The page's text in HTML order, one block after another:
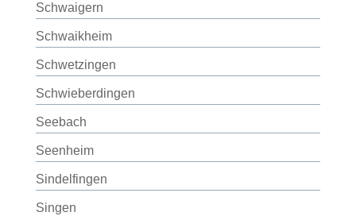
Schwaigern
Schwaikheim
Schwetzingen
Schwieberdingen
Seebach
Seenheim
Sindelfingen
Singen